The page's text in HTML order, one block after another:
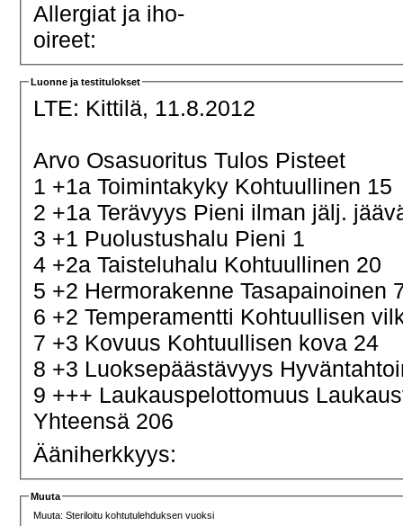
Allergiat ja iho-
oireet:
Luonne ja testitulokset
LTE: Kittilä, 11.8.2012
Arvo Osasuoritus Tulos Pisteet
1 +1a Toimintakyky Kohtuullinen 15
2 +1a Terävyys Pieni ilman jälj.
3 +1 Puolustushalu Pieni 1
4 +2a Taisteluhalu Kohtuullinen 20
5 +2 Hermorakenne Tasapainoinen
6 +2 Temperamentti Kohtuullisen
7 +3 Kovuus Kohtuullisen kova 24
8 +3 Luoksepäästävyys
9 +++ Laukauspelottomuus
Yhteensä 206
Ääniherkkyys:
Muuta
Muuta: Steriloitu kohtutulehduksen vuoksi